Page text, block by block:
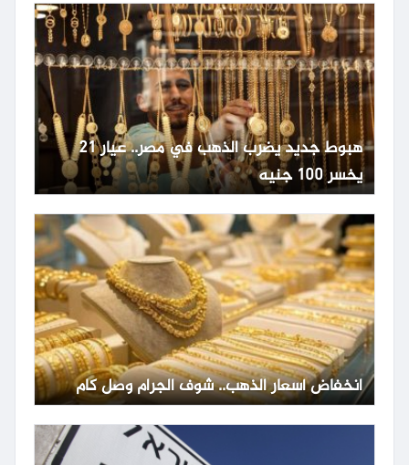
هبوط جديد يضرب الذهب في مصر.. عيار 21
يخسر 100 جنيه
انخفاض أسعار الذهب.. شوف الجرام وصل كام